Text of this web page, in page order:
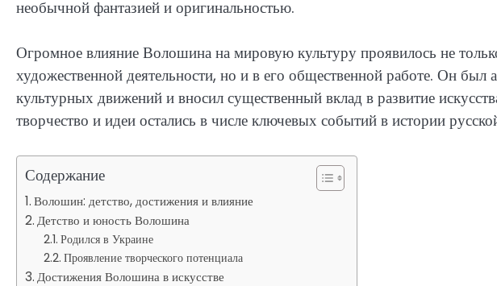
необычной фантазией и оригинальностью.
Огромное влияние Волошина на мировую культуру проявилось не
художественной деятельности, но и в его общественной работе. Он
культурных движений и вносил существенный вклад в развитие
творчество и идеи остались в числе ключевых событий в истории
Содержание
Волошин: детство, достижения и влияние
Детство и юность Волошина
Родился в Украине
Проявление творческого потенциала
Достижения Волошина в искусстве